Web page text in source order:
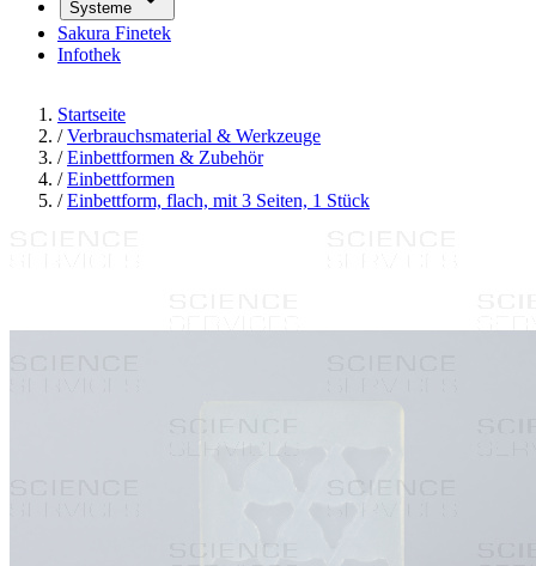
Systeme
Sakura Finetek
Infothek
Startseite
/ Verbrauchsmaterial & Werkzeuge
/ Einbettformen & Zubehör
/ Einbettformen
/ Einbettform, flach, mit 3 Seiten, 1 Stück